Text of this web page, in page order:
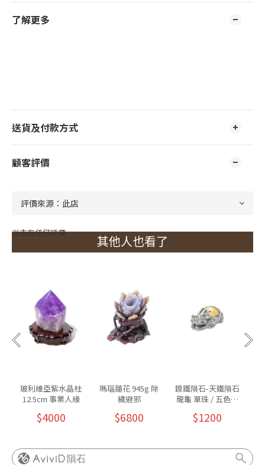
了解更多
送貨及付款方式
顧客評價
尚未有任何評價 其他人也看了
玻利維亞紫水晶柱
12.5cm 事業人緣
$4000
瑪瑙蓮花 945g 除
穢避邪
$6800
鎳鐵隕石-天鐵隕石
龍龜 單珠 / 五色可
$1200
隕石